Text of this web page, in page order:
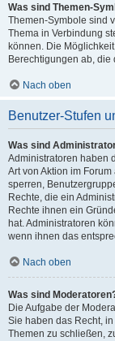
Was sind Themen-
Themen-Symbole sind
Thema in Verbindung
können. Die
Berechtigungen ab, die
Nach oben
Benutzer-Stufen
Was sind
Administratoren haben
Art von Aktion im
sperren,
Rechte, die ein
Rechte ihnen ein
hat. Administratoren
wenn ihnen das
Nach oben
Was sind
Die Aufgabe der
Sie haben das Recht,
Themen zu schließen,